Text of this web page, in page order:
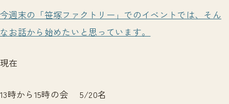
今週末の「笹塚ファクトリー」でのイベントでは、そん
なお話から始めたいと思っています。
現在
13時から15時の会 5/20名